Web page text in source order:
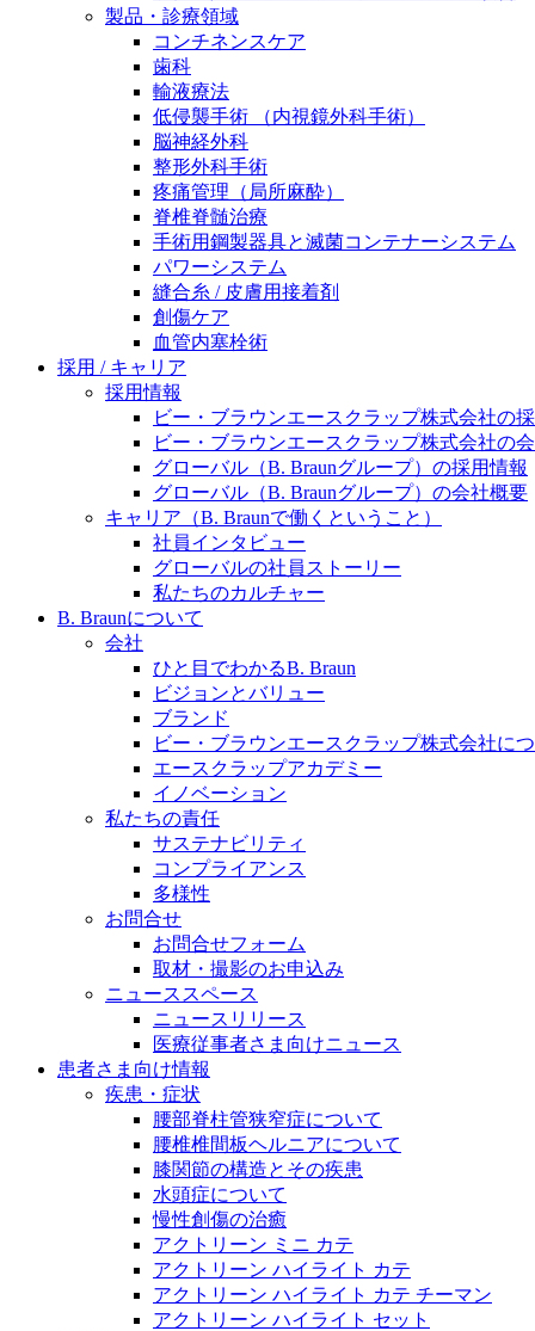
製品ポートフォリオ​
こちらの製品ポートフォリオからも、製品をお探しい
膝関節の構造とその疾患
身体の中で最も大きい関節である膝関節。日常の生活
採用情報
ビー・ブラウンエースクラッﾌﾟで新たな可能性を見つ
ニューススペース
エースクラップアカデミー
医療に携わるあらゆる方々に、学びと情報共有の場を
製品・診療領域
コンチネンスケア
歯科
輸液療法
低侵襲手術 （内視鏡外科手術）
脳神経外科
整形外科手術
疼痛管理（局所麻酔）
脊椎脊髄治療
手術用鋼製器具と滅菌コンテナーシステム
パワーシステム
縫合糸 / 皮膚用接着剤
創傷ケア
血管内塞栓術
採用 / キャリア
採用情報
ビー・ブラウンエースクラップ株式会社の
ビー・ブラウンエースクラップ株式会社の
グローバル（B. Braunグループ）の採用情報
グローバル（B. Braunグループ）の会社概要
キャリア（B. Braunで働くということ）
社員インタビュー
グローバルの社員ストーリー
私たちのカルチャー
B. Braunについて
会社
ひと目でわかるB. Braun
ビジョンとバリュー
ブランド
ビー・ブラウンエースクラップ株式会社に
エースクラップアカデミー
イノベーション
私たちの責任
サステナビリティ
コンプライアンス
多様性
お問合せ
お問合せフォーム
取材・撮影のお申込み
ニューススペース
ニュースリリース
医療従事者さま向けニュース
患者さま向け情報
疾患・症状
腰部脊柱管狭窄症について
腰椎椎間板ヘルニアについて
膝関節の構造とその疾患
水頭症について
慢性創傷の治癒
アクトリーン ミニ カテ
アクトリーン ハイライト カテ
アクトリーン ハイライト カテ チーマン
アクトリーン ハイライト セット